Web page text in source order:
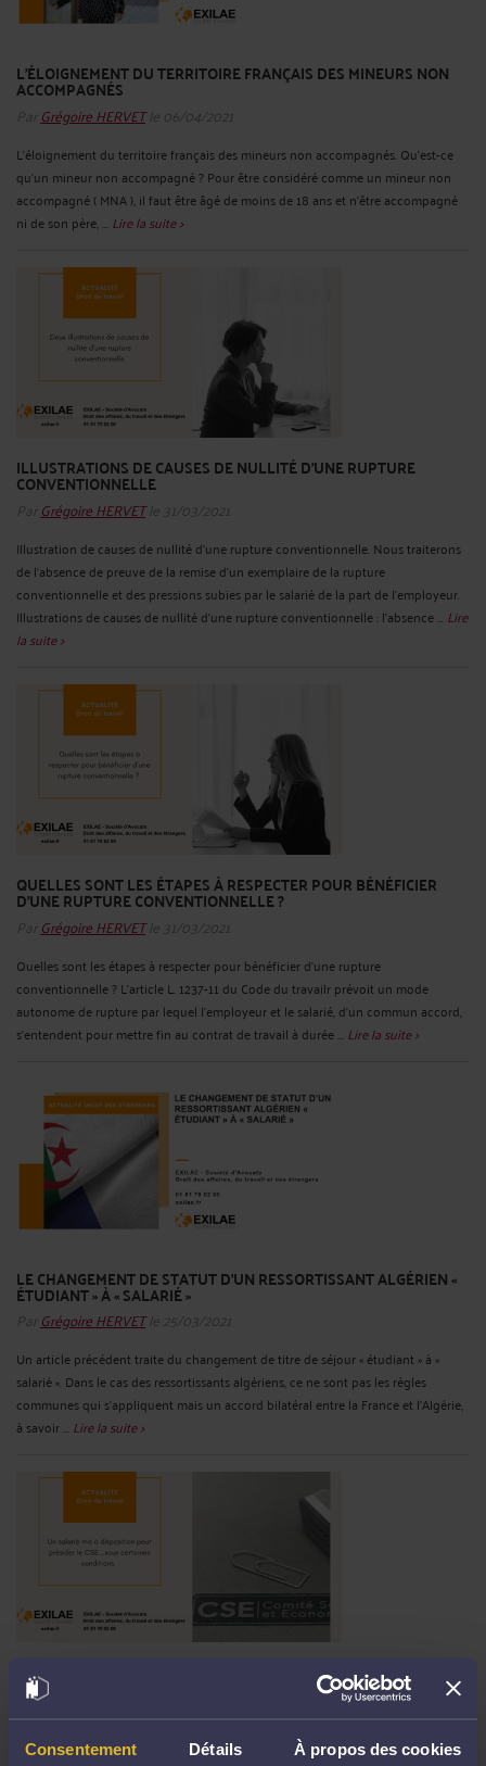
Consentement Détails À propos des cookies
L’ÉLOIGNEMENT DU TERRITOIRE FRANÇAIS DES MINEURS NON
ACCOMPAGNÉS
Par Grégoire HERVETle 06/04/2021
L’éloignement du territoire français des mineurs non accompagnés. Qu’est-ce
qu’un mineur non accompagné ? Pour être considéré comme un mineur non
accompagné ( MNA ), il faut être âgé de moins de 18 ans et n’être accompagné
ni de son père, ... Lire la suite >
ILLUSTRATIONS DE CAUSES DE NULLITÉ D'UNE RUPTURE
CONVENTIONNELLE
Par Grégoire HERVETle 31/03/2021
Illustration de causes de nullité d'une rupture conventionnelle. Nous traiterons
de l’absence de preuve de la remise d’un exemplaire de la rupture
conventionnelle et des pressions subies par le salarié de la part de l'employeur.
Illustrations de causes de nullité d'une rupture conventionnelle : l’absence ... Lire
la suite >
QUELLES SONT LES ÉTAPES À RESPECTER POUR BÉNÉFICIER
D’UNE RUPTURE CONVENTIONNELLE ?
Par Grégoire HERVETle 31/03/2021
Quelles sont les étapes à respecter pour bénéficier d’une rupture
conventionnelle ? L’article L. 1237-11 du Code du travailr prévoit un mode
autonome de rupture par lequel l’employeur et le salarié, d’un commun accord,
s’entendent pour mettre fin au contrat de travail à durée ... Lire la suite >
LE CHANGEMENT DE STATUT D’UN RESSORTISSANT ALGÉRIEN «
ÉTUDIANT » À « SALARIÉ »
Par Grégoire HERVETle 25/03/2021
Un article précédent traite du changement de titre de séjour « étudiant » à «
salarié ». Dans le cas des ressortissants algériens, ce ne sont pas les règles
communes qui s’appliquent mais un accord bilatéral entre la France et l’Algérie,
à savoir ... Lire la suite >
UN SALARIÉ MIS À DISPOSITION PEUT PRÉSIDER LE CSE
ParGrégoire HERVET
Un salarié mis à disposition peut présider le Comité d’entreprise, et analogie, le
CSE Dans une décision en date du 25 novembre 2020 n° 19-18.681, la Cour de